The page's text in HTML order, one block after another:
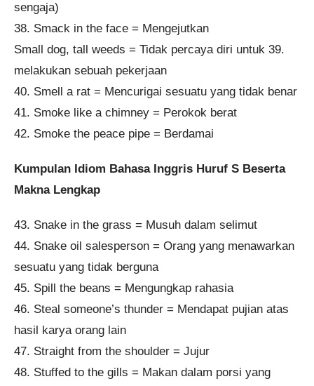
sengaja)
38. Smack in the face = Mengejutkan
Small dog, tall weeds = Tidak percaya diri untuk 39.
melakukan sebuah pekerjaan
40. Smell a rat = Mencurigai sesuatu yang tidak benar
41. Smoke like a chimney = Perokok berat
42. Smoke the peace pipe = Berdamai
Kumpulan Idiom Bahasa Inggris Huruf S Beserta
Makna Lengkap
43. Snake in the grass = Musuh dalam selimut
44. Snake oil salesperson = Orang yang menawarkan
sesuatu yang tidak berguna
45. Spill the beans = Mengungkap rahasia
46. Steal someone’s thunder = Mendapat pujian atas
hasil karya orang lain
47. Straight from the shoulder = Jujur
48. Stuffed to the gills = Makan dalam porsi yang